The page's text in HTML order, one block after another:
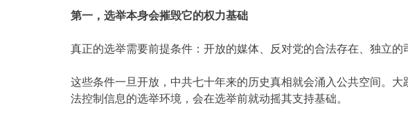
第一，选举本身会摧毁它的权力基础
真正的选举需要前提条件：开放的媒体、反对党的合法存在、独立的
这些条件一旦开放，中共七十年来的历史真相就会涌入公共空间。
法控制信息的选举环境，会在选举前就动摇其支持基础。